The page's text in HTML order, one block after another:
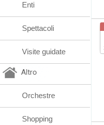
Enti
Spettacoli
Visite guidate
Altro
Orchestre
Shopping